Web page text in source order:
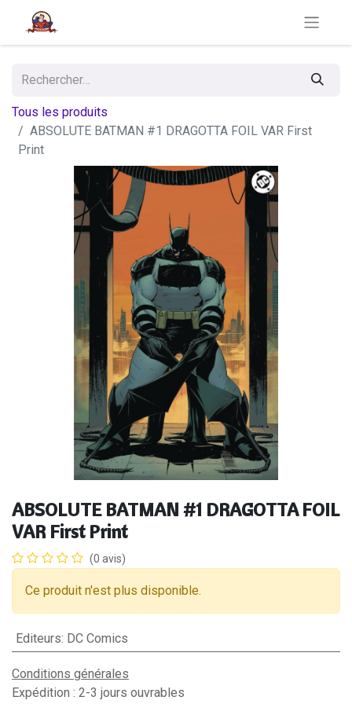
Tous les produits
ABSOLUTE BATMAN #1 DRAGOTTA FOIL VAR First
Print
ABSOLUTE BATMAN #1 DRAGOTTA FOIL
VAR First Print
(0 avis)
Ce produit n'est plus disponible.
Editeurs: DC Comics
Conditions générales
Expédition : 2-3 jours ouvrables